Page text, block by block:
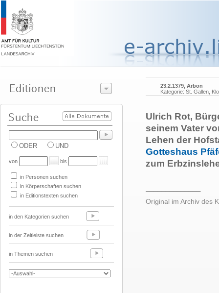
ODER UND
von bis
in Personen suchen
in Körperschaften suchen
in Editionstexten suchen
in den Kategorien suchen
in der Zeitleiste suchen
in Themen suchen
23.2.1379, Arbon
Kategorie: St. Gallen,
Ulrich Rot,
seinem Vater
Lehen der
Gotteshaus
zum
Original im Archiv des